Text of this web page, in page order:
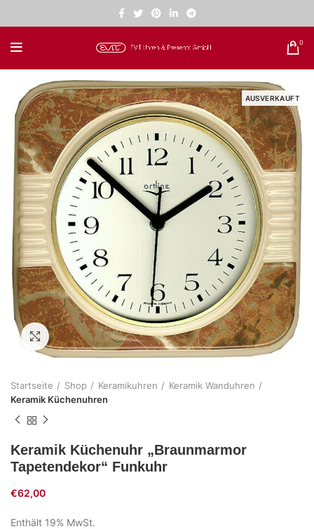
0
AUSVERKAUFT
Zum Vergrößern klicken
Startseite Shop Keramikuhren
Keramik Wanduhren
Keramik Küchenuhren
Keramik Küchenuhr „Braunmarmor
Tapetendekor“ Funkuhr
€62,00
Enthält 19% MwSt.